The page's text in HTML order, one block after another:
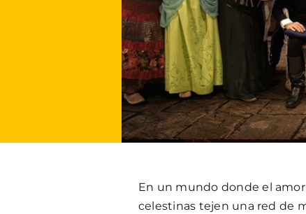
En un mundo donde el
celestinas tejen una red de